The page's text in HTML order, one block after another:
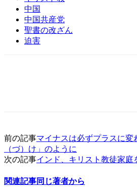
中国
中国共産党
聖書の改ざん
迫害
前の記事マイナスは必ずプラスに変
（づ）け」のように
次の記事インド、キリスト教徒家庭
関連記事同じ著者から